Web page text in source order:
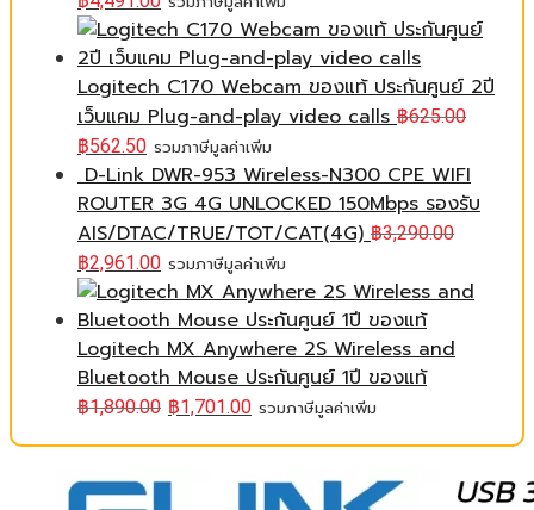
Logitech C170 Webcam ของแท้ ประกันศูนย์ 2ปี
เว็บแคม Plug-and-play video calls ฿625.00
฿562.50 รวมภาษีมูลค่าเพิ่ม
D-Link DWR-953 Wireless-N300 CPE WIFI
ROUTER 3G 4G UNLOCKED 150Mbps รองรับ
AIS/DTAC/TRUE/TOT/CAT(4G) ฿3,290.00
฿2,961.00 รวมภาษีมูลค่าเพิ่ม
Logitech MX Anywhere 2S Wireless and
Bluetooth Mouse ประกันศูนย์ 1ปี ของแท้
฿1,890.00 ฿1,701.00 รวมภาษีมูลค่าเพิ่ม